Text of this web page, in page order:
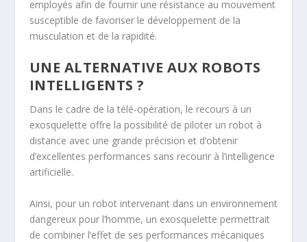
employés afin de fournir une résistance au mouvement
susceptible de favoriser le développement de la
musculation et de la rapidité.
UNE ALTERNATIVE AUX ROBOTS
INTELLIGENTS ?
Dans le cadre de la télé-opération, le recours à un
exosquelette offre la possibilité de piloter un robot à
distance avec une grande précision et d’obtenir
d’excellentes performances sans recourir à l’intelligence
artificielle.
Ainsi, pour un robot intervenant dans un environnement
dangereux pour l’homme, un exosquelette permettrait
de combiner l’effet de ses performances mécaniques